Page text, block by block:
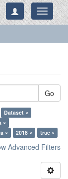
Toggle
Go
Dataset ×
×
× 2018 × true ×
Advanced Filters